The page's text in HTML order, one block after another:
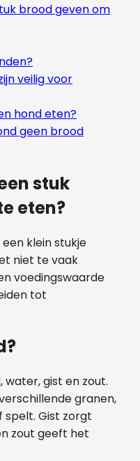
brood geven om
veilig voor
hond eten?
geen brood
stuk
eten?
klein stukje
niet te vaak
voedingswaarde
tot
water, gist en zout.
granen,
spelt. Gist zorgt
zout geeft het